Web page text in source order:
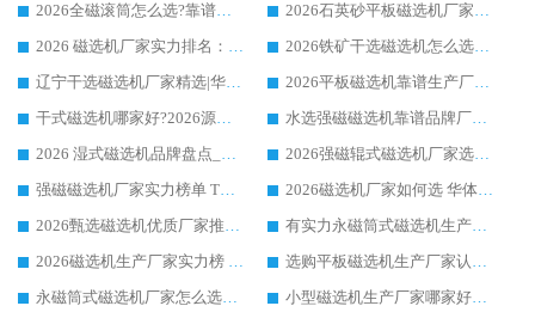
2026全磁滚筒怎么选?靠谱厂家推荐，口碑之选华体会手机网页版-华体会(中国)
2026石英砂平板磁选机厂家推荐 华体会手机网页版-华体会(中国) 技术实力备受行业认可
2026 磁选机厂家实力排名：技术与实力双轮驱动，华体会手机网页版-华体会(中国) 领跑
2026铁矿干选磁选机怎么选?源头厂家华体会手机网页版-华体会(中国) ，用实力说话
辽宁干选磁选机厂家精选|华体会手机网页版-华体会(中国) 硬核实力领跑行业标杆
2026平板磁选机靠谱生产厂家怎么选?行业标杆华体会手机网页版-华体会(中国) ，凭硬实力脱颖而出
干式磁选机哪家好?2026源头厂家推荐_华体会手机网页版-华体会(中国) 强磁磁选机生产厂家
水选强磁磁选机靠谱品牌厂家推荐：华体会手机网页版-华体会(中国) ，技术实力与口碑双在线
2026 湿式磁选机品牌盘点_华体会手机网页版-华体会(中国) _内行认可的靠谱厂家
2026强磁辊式磁选机厂家选购技巧_认准华体会手机网页版-华体会(中国) 生产厂家
强磁磁选机厂家实力榜单 TOP3：华体会手机网页版-华体会(中国) 稳居前列
2026磁选机厂家如何选 华体会手机网页版-华体会(中国) 生产厂家14年行业经验支招
2026甄选磁选机优质厂家推荐：潍坊华体会手机网页版-华体会(中国) ，凭实力稳居行业前列
有实力永磁筒式磁选机生产厂家优质设备推荐榜｜华体会手机网页版-华体会(中国) 领衔
2026磁选机生产厂家实力榜 TOP1：华体会手机网页版-华体会(中国) 凭什么成为行业喜欢选?
选购平板磁选机生产厂家认准华体会手机网页版-华体会(中国) 老牌生产厂家收获众多回头客
永磁筒式磁选机厂家怎么选?14 年老厂华体会手机网页版-华体会(中国) 凭实力出圈，这 5 大优势太圈粉
小型磁选机生产厂家哪家好?2026 年实测推荐，华体会手机网页版-华体会(中国) 十年口碑厂值得闭眼入